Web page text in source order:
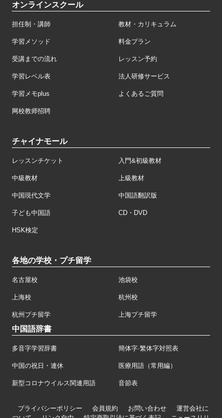
オンラインスクール
担任制・講師 教材・カリキュラム
学習メソッド 料金プラン
受講までの流れ レッスン予約
学習レベル表 法人研修サービス
学習メモplus よくあるご質問
网校教师招聘
チャイナモール
レッスンチケット 入門&初級教材
中級教材 上級教材
中国現代文学 中国語翻訳版
子ども中国語 CD・DVD
HSK検定
各地の学校・プチ留学
名古屋校 池袋校
上海校 杭州校
杭州プチ留学 上海プチ留学
中国語辞書
多音字学習辞書 簡体字·繁体字対照表
中国の祝日・連休 医療用語（常用編）
新型コロナウイルス関連用語 音節表
プライバシーポリシー 会員規約 お問い合わせ
運営会社に